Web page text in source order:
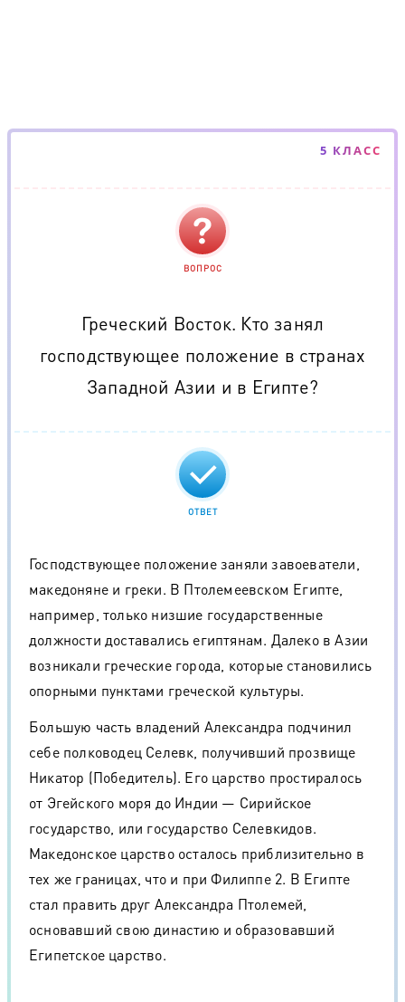
5 КЛАСС
ВОПРОС
Греческий Восток. Кто занял
господствующее положение в странах
Западной Азии и в Египте?
ОТВЕТ
Господствующее положение заняли завоеватели,
македоняне и греки. В Птолемеевском Египте,
например, только низшие государственные
должности доставались египтянам. Далеко в Азии
возникали греческие города, которые становились
опорными пунктами греческой культуры.
Большую часть владений Александра подчинил
себе полководец Селевк, получивший прозвище
Никатор (Победитель). Его царство простиралось
от Эгейского моря до Индии — Сирийское
государство, или государство Селевкидов.
Македонское царство осталось приблизительно в
тех же границах, что и при Филиппе 2. В Египте
стал править друг Александра Птолемей,
основавший свою династию и образовавший
Египетское царство.